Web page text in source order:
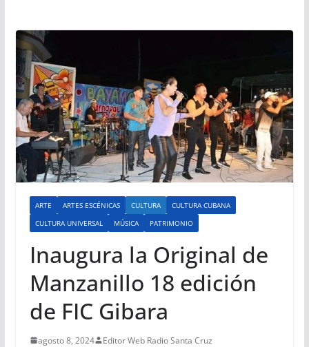
ARTE ARTES ESCÉNICAS CULTURA
CULTURA CUBANA
CULTURA UNIVERSAL
MÚSICA PATRIMONIO
Inaugura la Original de
Manzanillo 18 edición
de FIC Gibara
agosto 8, 2024 Editor Web Radio Santa Cruz